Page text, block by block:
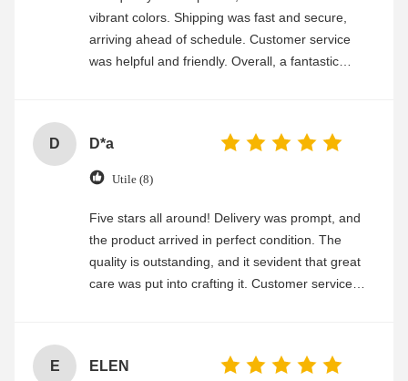
vibrant colors. Shipping was fast and secure,
arriving ahead of schedule. Customer service
was helpful and friendly. Overall, a fantastic
D D*a
Utile (8)
Five stars all around! Delivery was prompt, and
the product arrived in perfect condition. The
quality is outstanding, and it sevident that great
care was put into crafting it. Customer service
E ELEN